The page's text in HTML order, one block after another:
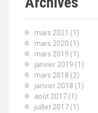
mars 2021 (1)
mars 2020 (1)
mars 2019 (1)
janvier 2019 (1)
mars 2018 (2)
janvier 2018 (1)
août 2017 (1)
juillet 2017 (1)